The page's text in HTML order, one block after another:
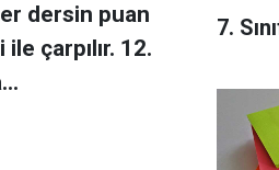
dersin puan
çarpılır. 12.
7.